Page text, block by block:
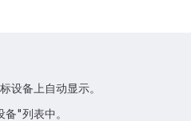
设备上自动显示。
"列表中。